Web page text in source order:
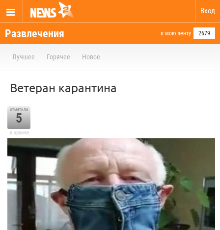
Вход
Развлечения в мою ленту 2679
Лучшее Горячее Новое
Ветеран карантина
отметили
5
в архиве